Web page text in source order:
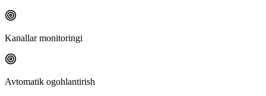
Kanallar monitoringi
Avtomatik ogohlantirish